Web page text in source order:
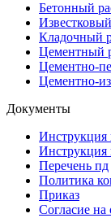
Бетонный
Кладочный
Цементный
Цементно-
Цементно-
Документы
Инструкция
Инструкция
Перечень пд
Политика
Приказ
Согласие